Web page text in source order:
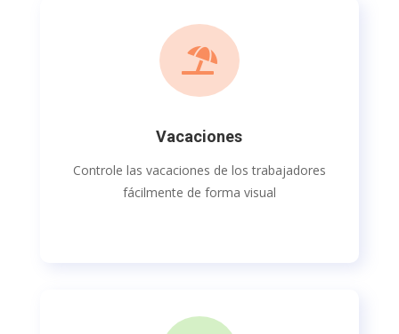

Vacaciones
Controle las vacaciones de los trabajadores
fácilmente de forma visual